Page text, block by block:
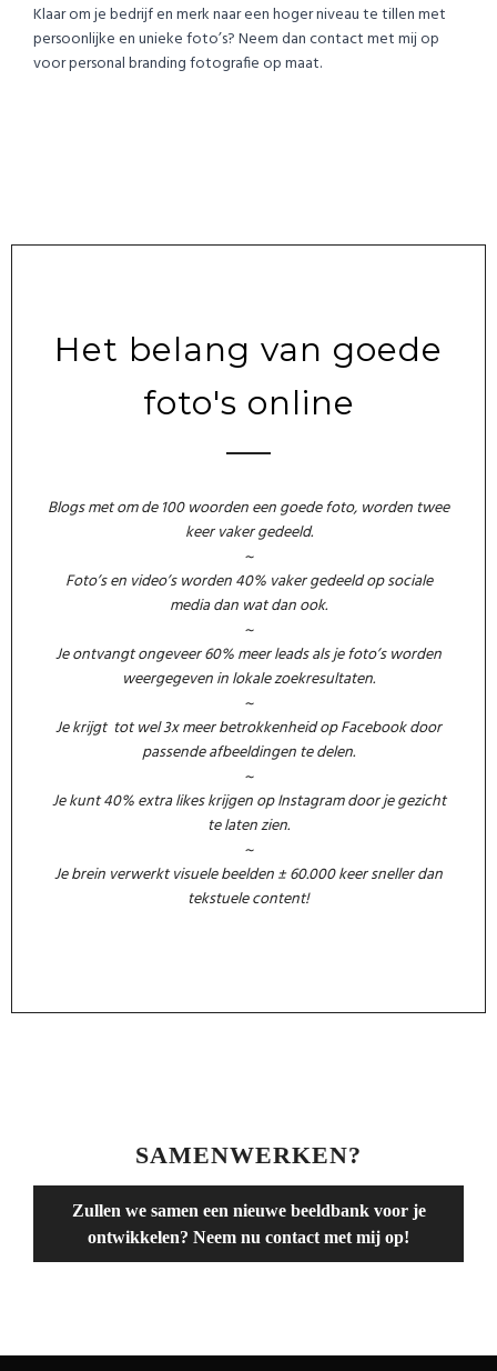
Klaar om je bedrijf en merk naar een hoger niveau te tillen met
persoonlijke en unieke foto’s? Neem dan contact met mij op
voor personal branding fotografie op maat.
Het belang van goede
foto's online
Blogs met om de 100 woorden een goede foto, worden twee
keer vaker gedeeld.
~
Foto’s en video’s worden 40% vaker gedeeld op sociale
media dan wat dan ook.
~
Je ontvangt ongeveer 60% meer leads als je foto’s worden
weergegeven in lokale zoekresultaten.
~
Je krijgt tot wel 3x meer betrokkenheid op Facebook door
passende afbeeldingen te delen.
~
Je kunt 40% extra likes krijgen op Instagram door je gezicht
te laten zien.
~
Je brein verwerkt visuele beelden ± 60.000 keer sneller dan
tekstuele content!
SAMENWERKEN?
Zullen we samen een nieuwe beeldbank voor je
ontwikkelen? Neem nu contact met mij op!